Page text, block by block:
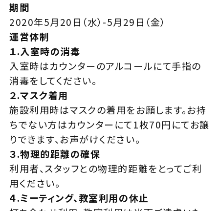
期間
2020年5月20日（水）-5月29日（金）
運営体制
１.入室時の消毒
入室時はカウンターのアルコールにて手指の
消毒をしてください。
２.マスク着用
施設利用時はマスクの着用をお願します。お持
ちでない方はカウンターにて1枚70円にてお譲
りできます、お声がけください。
３.物理的距離の確保
利用者、スタッフとの物理的距離をとってご利
用ください。
４.ミーティング、教室利用の休止